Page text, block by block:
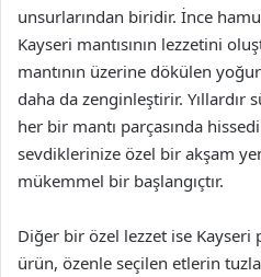
unsurlarından biridir. İnce
Kayseri mantısının lezzetini
mantının üzerine dökülen
daha da zenginleştirir. Yıllardır
her bir mantı parçasında
sevdiklerinize özel bir akşam
mükemmel bir başlangıçtır.
Diğer bir özel lezzet ise Kayseri
ürün, özenle seçilen etlerin